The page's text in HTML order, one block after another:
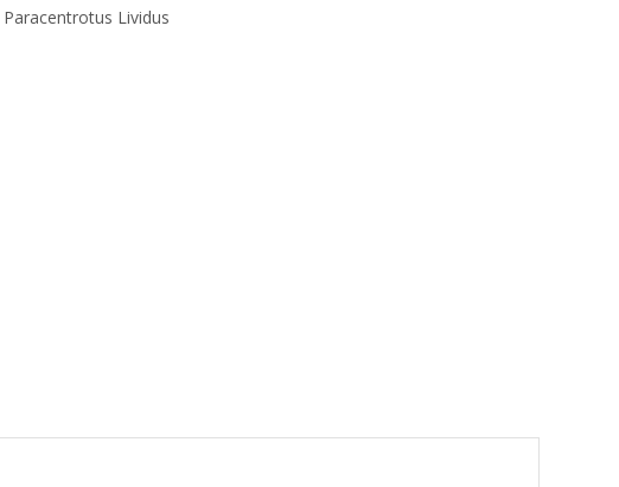
Paracentrotus Lividus